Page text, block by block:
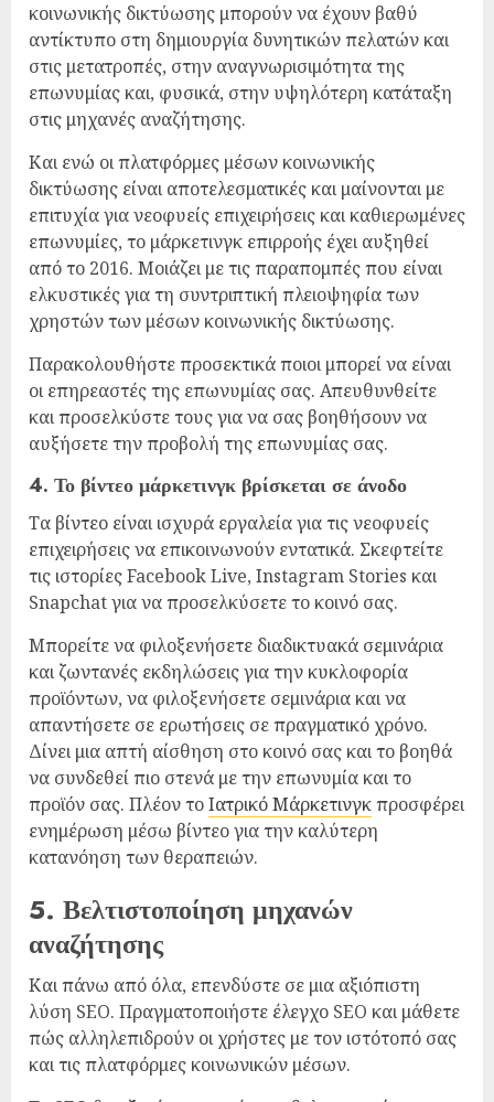
κοινωνικής δικτύωσης μπορούν να έχουν βαθύ
αντίκτυπο στη δημιουργία δυνητικών πελατών και
στις μετατροπές, στην αναγνωρισιμότητα της
επωνυμίας και, φυσικά, στην υψηλότερη κατάταξη
στις μηχανές αναζήτησης.
Και ενώ οι πλατφόρμες μέσων κοινωνικής
δικτύωσης είναι αποτελεσματικές και μαίνονται με
επιτυχία για νεοφυείς επιχειρήσεις και καθιερωμένες
επωνυμίες, το μάρκετινγκ επιρροής έχει αυξηθεί
από το 2016. Μοιάζει με τις παραπομπές που είναι
ελκυστικές για τη συντριπτική πλειοψηφία των
χρηστών των μέσων κοινωνικής δικτύωσης.
Παρακολουθήστε προσεκτικά ποιοι μπορεί να είναι
οι επηρεαστές της επωνυμίας σας. Απευθυνθείτε
και προσελκύστε τους για να σας βοηθήσουν να
αυξήσετε την προβολή της επωνυμίας σας.
4. Το βίντεο μάρκετινγκ βρίσκεται σε άνοδο
Τα βίντεο είναι ισχυρά εργαλεία για τις νεοφυείς
επιχειρήσεις να επικοινωνούν εντατικά. Σκεφτείτε
τις ιστορίες Facebook Live, Instagram Stories και
Snapchat για να προσελκύσετε το κοινό σας.
Μπορείτε να φιλοξενήσετε διαδικτυακά σεμινάρια
και ζωντανές εκδηλώσεις για την κυκλοφορία
προϊόντων, να φιλοξενήσετε σεμινάρια και να
απαντήσετε σε ερωτήσεις σε πραγματικό χρόνο.
Δίνει μια απτή αίσθηση στο κοινό σας και το βοηθά
να συνδεθεί πιο στενά με την επωνυμία και το
προϊόν σας. Πλέον τοΙατρικό Μάρκετινγκπροσφέρει
ενημέρωση μέσω βίντεο για την καλύτερη
κατανόηση των θεραπειών.
5. Βελτιστοποίηση μηχανών
αναζήτησης
Και πάνω από όλα, επενδύστε σε μια αξιόπιστη
λύση SEO. Πραγματοποιήστε έλεγχο SEO και μάθετε
πώς αλληλεπιδρούν οι χρήστες με τον ιστότοπό σας
και τις πλατφόρμες κοινωνικών μέσων.